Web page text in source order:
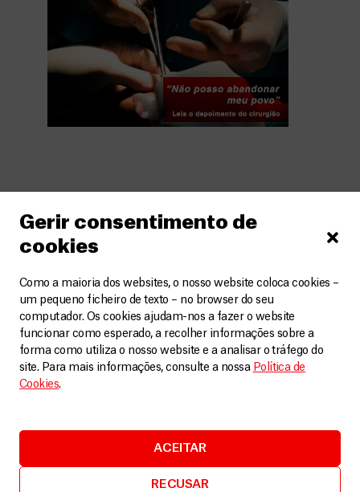
Gerir consentimento de
cookies
Como a maioria dos websites, o nosso website coloca cookies –
um pequeno ficheiro de texto – no browser do seu
computador. Os cookies ajudam-nos a fazer o website
funcionar como esperado, a recolher informações sobre a
forma como utiliza o nosso website e a analisar o tráfego do
site. Para mais informações, consulte a nossa Política de
Cookies.
ACEITAR
RECUSAR
Relacionados VER MAIS